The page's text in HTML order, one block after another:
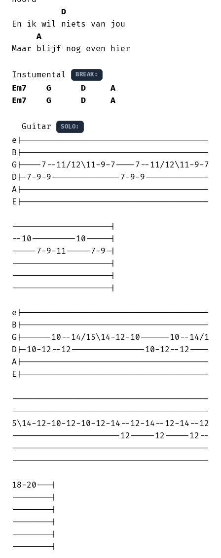
D
En ik wil niets van jou
A
Maar blijf nog even hier
Instumental BREAK:
Em7 G D
A
Em7
G D A
  Guitar
SOLO:
e|--------------------------------------
B|--------------------------------------
G|----7--11/12\11-9-7----7--11/12\11-9-7
D|-7-9-9--------------7-9-9-------------
A|--------------------------------------
E|--------------------------------------
--------------------|
--10---------10-----|
-----7-9-11-----7-9-|
--------------------|
--------------------|
--------------------|
e|--------------------------------------
B|--------------------------------------
G|------10--14/15\14-12-10------10--14/1
D|-10-12--12---------------10-12--12----
A|--------------------------------------
E|--------------------------------------
----------------------------------------
----------------------------------------
5\14-12-10-12-10-12-14--12-14--12-14--12
----------------------12-----12-----12--
----------------------------------------
----------------------------------------
18-20---|
--------|
--------|
--------|
--------|
--------|